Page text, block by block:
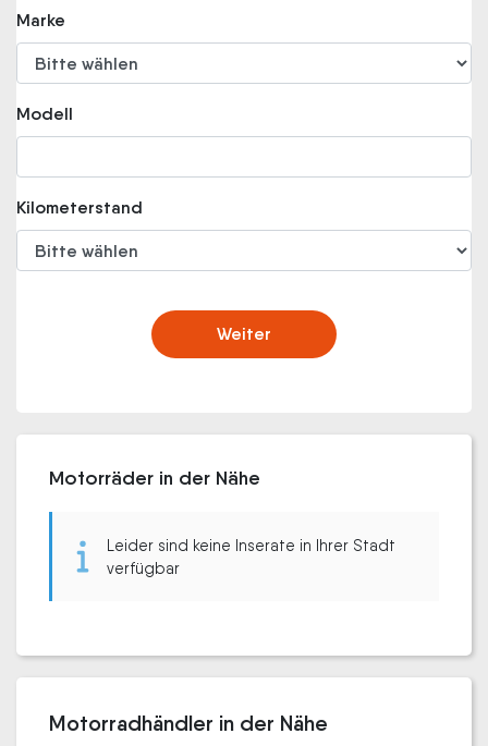
Marke
Modell
Kilometerstand
Weiter
Motorräder in der Nähe
Leider sind keine Inserate in Ihrer Stadt
verfügbar
Motorradhändler in der Nähe